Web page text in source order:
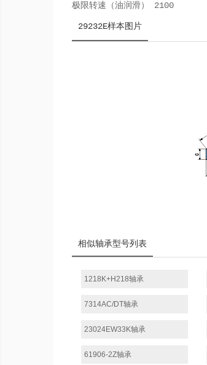
极限转速（油润滑） 2100
29232E样本图片
相似轴承型号列表
1218K+H218轴承
7314AC/DT轴承
23024EW33K轴承
61906-2Z轴承